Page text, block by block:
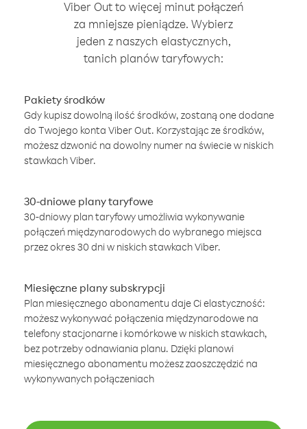
Viber Out to więcej minut połączeń
za mniejsze pieniądze. Wybierz
jeden z naszych elastycznych,
tanich planów taryfowych:
Pakiety środków
Gdy kupisz dowolną ilość środków, zostaną one dodane
do Twojego konta Viber Out. Korzystając ze środków,
możesz dzwonić na dowolny numer na świecie w niskich
stawkach Viber.
30-dniowe plany taryfowe
30-dniowy plan taryfowy umożliwia wykonywanie
połączeń międzynarodowych do wybranego miejsca
przez okres 30 dni w niskich stawkach Viber.
Miesięczne plany subskrypcji
Plan miesięcznego abonamentu daje Ci elastyczność:
możesz wykonywać połączenia międzynarodowe na
telefony stacjonarne i komórkowe w niskich stawkach,
bez potrzeby odnawiania planu. Dzięki planowi
miesięcznego abonamentu możesz zaoszczędzić na
wykonywanych połączeniach